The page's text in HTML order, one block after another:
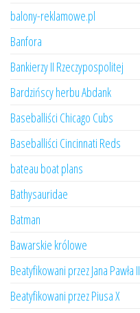
balony-reklamowe.pl
Banfora
Bankierzy II Rzeczypospolitej
Bardzińscy herbu Abdank
Baseballiści Chicago Cubs
Baseballiści Cincinnati Reds
bateau boat plans
Bathysauridae
Batman
Bawarskie królowe
Beatyfikowani przez Jana Pawła II
Beatyfikowani przez Piusa X